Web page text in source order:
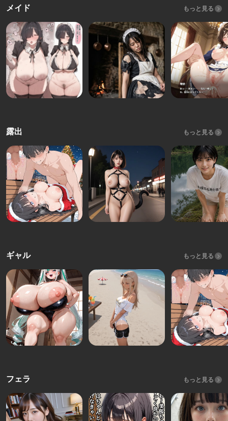
メイド もっと見る
露出 もっと見る
ギャル もっと見る
フェラ もっと見る